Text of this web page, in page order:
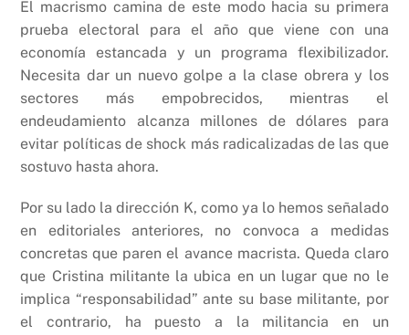
El macrismo camina de este modo hacia su primera
prueba electoral para el año que viene con una
economía estancada y un programa flexibilizador.
Necesita dar un nuevo golpe a la clase obrera y los
sectores más empobrecidos, mientras el
endeudamiento alcanza millones de dólares para
evitar políticas de shock más radicalizadas de las que
sostuvo hasta ahora.
Por su lado la dirección K, como ya lo hemos señalado
en editoriales anteriores, no convoca a medidas
concretas que paren el avance macrista. Queda claro
que Cristina militante la ubica en un lugar que no le
implica “responsabilidad” ante su base militante, por
el contrario, ha puesto a la militancia en un